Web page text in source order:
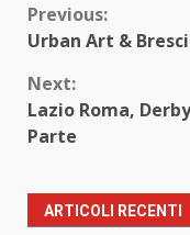
Continue
Previous:
Urban Art &
Next:
Lazio Roma,
Parte
ARTICOLI RECENTI